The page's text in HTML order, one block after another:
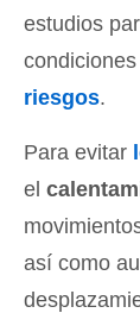
estudios
riesgos.
Para evitar
el
así como